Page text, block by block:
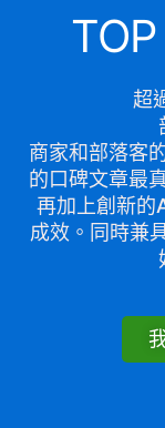
超
商家和部落客
的口碑文章最
再加上創新的
成效。同時兼